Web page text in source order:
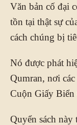
Văn bản cố đại
tồn tại thật sự
cách chúng bị
Nó được phát
Qumran, nơi
Cuộn Giấy Biển
Quyển sách